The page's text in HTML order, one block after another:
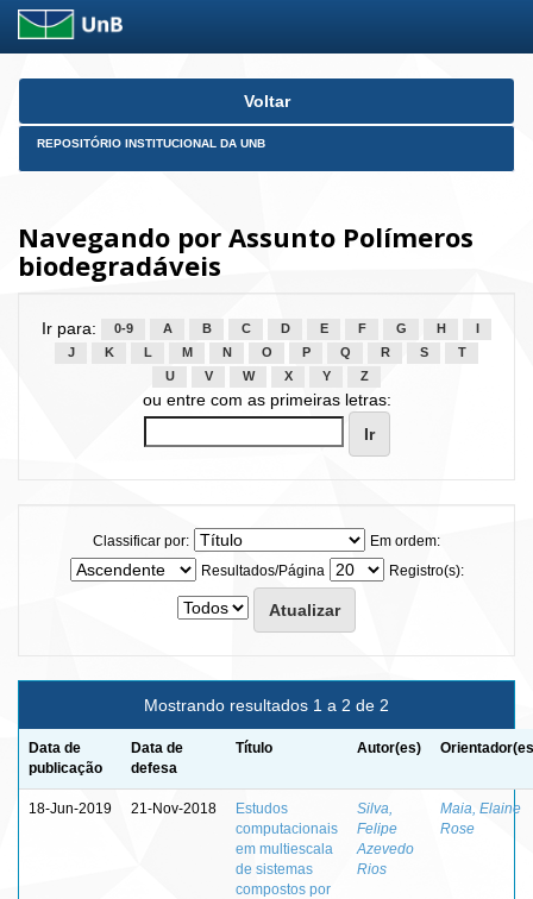
Skip
Voltar
REPOSITÓRIO INSTITUCIONAL DA UNB
Navegando por Assunto Polímeros
biodegradáveis
Ir para: 0-9 A B C D E F G H
J
K L M N O P Q R S
T
U
V W X Y Z
ou entre com as primeiras letras:
Classificar por:
Em ordem:
Resultados/Página
Registro(s):
Mostrando resultados 1 a 2 de 2
Data de
publicação
Data de
defesa
Título Autor(es)
18-Jun-2019 21-Nov-2018
Estudos
computacionais
em multiescala
de sistemas
compostos por
Silva,
Felipe
Azevedo
Rios
Maia, Elaine
Rose